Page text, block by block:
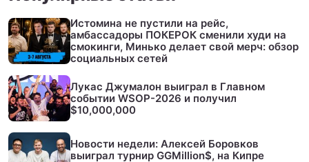
Истомина не пустили на рейс,
амбассадоры ПОКЕРОК сменили худи на
смокинги, Минько делает свой мерч: обзор
социальных сетей
Лукас Джумалон выиграл в Главном
событии WSOP-2026 и получил
$10,000,000
Новости недели: Алексей Боровков
выиграл турнир GGMillion$, на Кипре